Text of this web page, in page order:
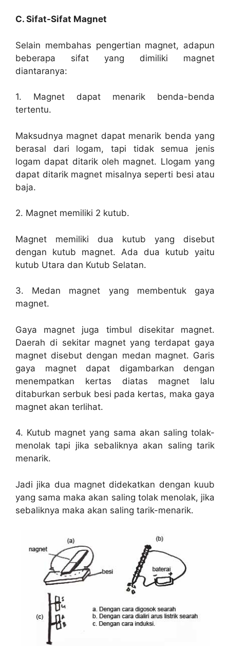
C. Sifat-Sifat Magnet
Selain membahas pengertian magnet, adapun
beberapa sifat yang dimiliki magnet
diantaranya:
1. Magnet dapat menarik benda-benda
tertentu.
Maksudnya magnet dapat menarik benda yang
berasal dari logam, tapi tidak semua jenis
logam dapat ditarik oleh magnet. Llogam yang
dapat ditarik magnet misalnya seperti besi atau
baja.
2. Magnet memiliki 2 kutub.
Magnet memiliki dua kutub yang disebut
dengan kutub magnet. Ada dua kutub yaitu
kutub Utara dan Kutub Selatan.
3. Medan magnet yang membentuk gaya
magnet.
Gaya magnet juga timbul disekitar magnet.
Daerah di sekitar magnet yang terdapat gaya
magnet disebut dengan medan magnet. Garis
gaya magnet dapat digambarkan dengan
menempatkan kertas diatas magnet lalu
ditaburkan serbuk besi pada kertas, maka gaya
magnet akan terlihat.
4. Kutub magnet yang sama akan saling tolak-
menolak tapi jika sebaliknya akan saling tarik
menarik.
Jadi jika dua magnet didekatkan dengan kuub
yang sama maka akan saling tolak menolak, jika
sebaliknya maka akan saling tarik-menarik.